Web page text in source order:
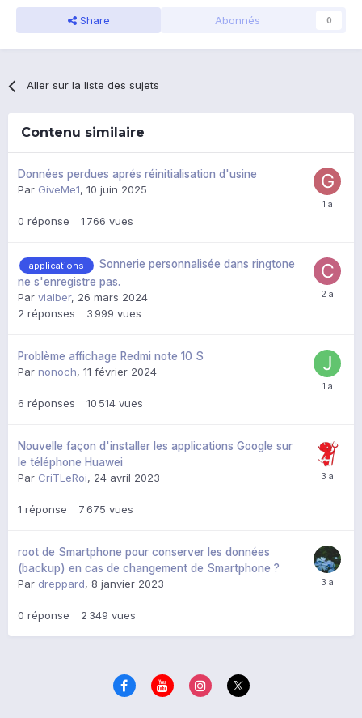
Share Abonnés 0
Aller sur la liste des sujets
Contenu similaire
Données perdues aprés réinitialisation d'usine
Par GiveMe1, 10 juin 2025
0 réponse 1 766 vues
applications
Sonnerie personnalisée dans ringtone
ne s'enregistre pas.
Par vialber, 26 mars 2024
2 réponses 3 999 vues
Problème affichage Redmi note 10 S
Par nonoch, 11 février 2024
6 réponses 10 514 vues
Nouvelle façon d'installer les applications Google sur
le téléphone Huawei
Par CriTLeRoi, 24 avril 2023
1 réponse 7 675 vues
root de Smartphone pour conserver les données
(backup) en cas de changement de Smartphone ?
Par dreppard, 8 janvier 2023
0 réponse 2 349 vues